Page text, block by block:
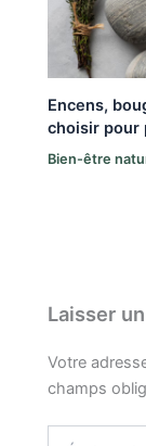
Encens,
choisir pour
Bien-être
Laisser
Votre
champs